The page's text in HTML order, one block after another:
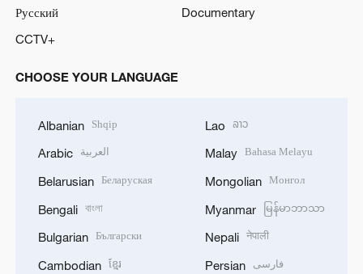
Русский
Documentary
CCTV+
CHOOSE YOUR LANGUAGE
Albanian Shqip
Arabic العربية
Belarusian Беларуская
Bengali বাংলা
Bulgarian Български
Cambodian ខ្មែរ
Lao ລາວ
Malay Bahasa Melayu
Mongolian Монгол
Myanmar မြန်မာဘာသာ
Nepali नेपाली
Persian فارسی